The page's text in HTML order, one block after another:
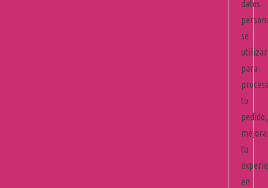
datos
se
para
tu
pedido,
tu
en